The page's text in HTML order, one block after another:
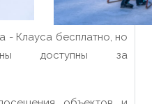
- Клауса бесплатно, но
доступны за